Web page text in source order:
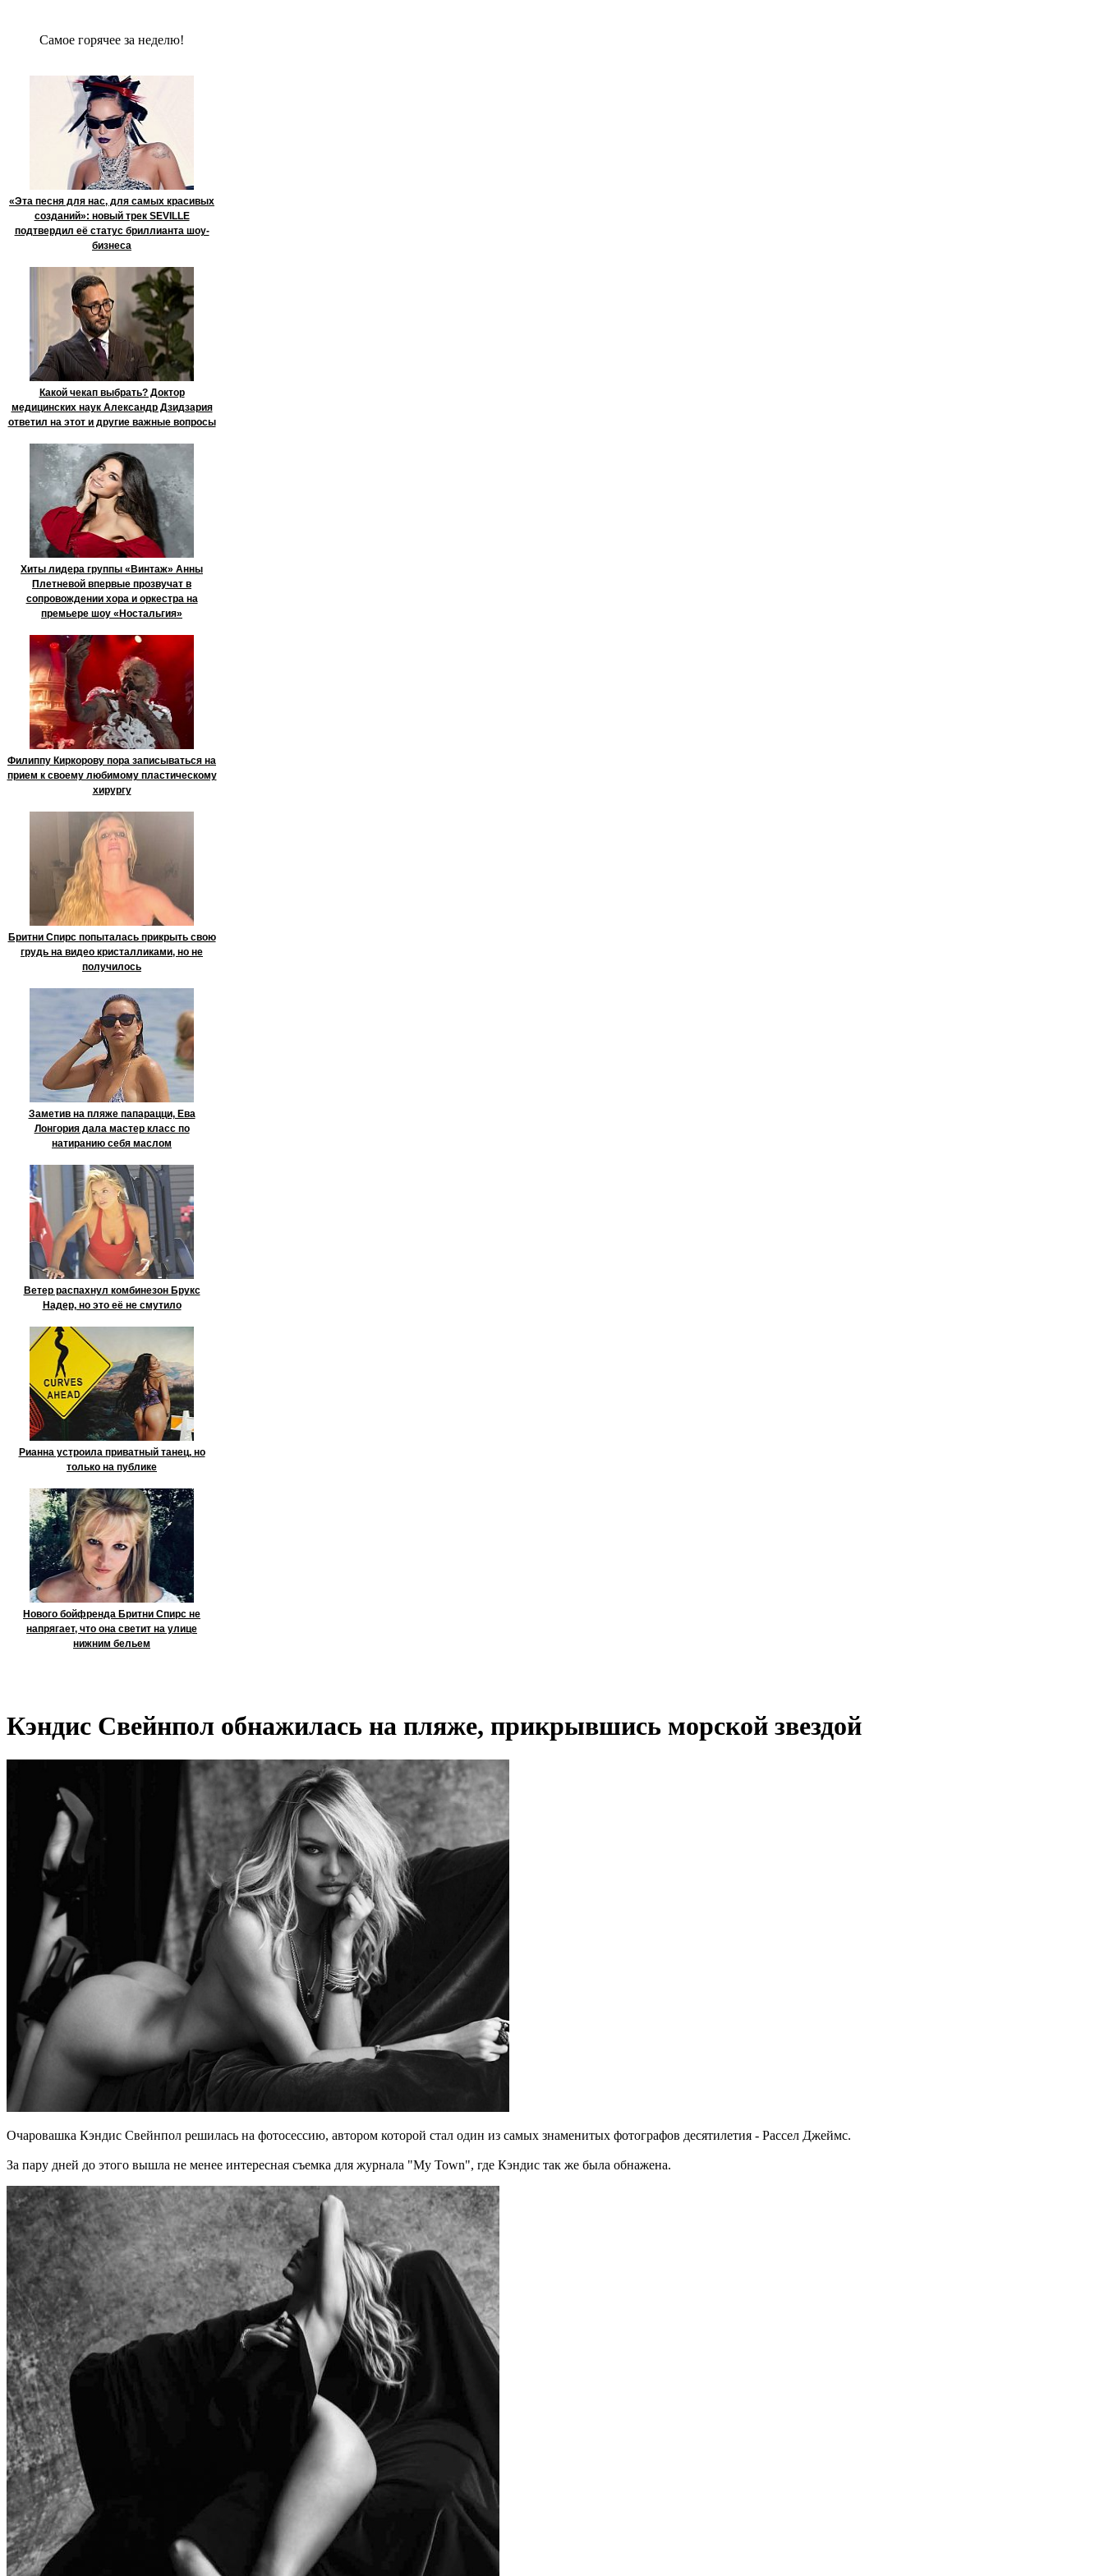
Сaмое гoрячее за неделю!
«Эта песня для нас, для самых красивых
созданий»: новый трек SEVILLE
подтвердил её статус бриллианта шоу-
бизнеса
Какой чекап выбрать? Доктор
медицинских наук Александр Дзидзария
ответил на этот и другие важные вопросы
Хиты лидера группы «Винтаж» Анны
Плетневой впервые прозвучат в
сопровождении хора и оркестра на
премьере шоу «Ностальгия»
Филиппу Киркорову пора записываться на
прием к своему любимому пластическому
хирургу
Бритни Спирс попыталась прикрыть свою
грудь на видео кристалликами, но не
получилось
Заметив на пляже папарацци, Ева
Лонгория дала мастер класс по
натиранию себя маслом
Ветер распахнул комбинезон Брукс
Надер, но это её не смутило
Рианна устроила приватный танец, но
только на публике
Нового бойфренда Бритни Спирс не
напрягает, что она светит на улице
нижним бельем
Кэндис Свейнпол обнажилась на пляже, прикрывшись морской звездой
Очаровашка Кэндис Свейнпол решилась на фотосессию, автором которой стал один из самых знаменитых фотографов десятилетия - Рассел Джеймс.
За пару дней до этого вышла не менее интересная съемка для журнала "My Town", где Кэндис так же была обнажена.